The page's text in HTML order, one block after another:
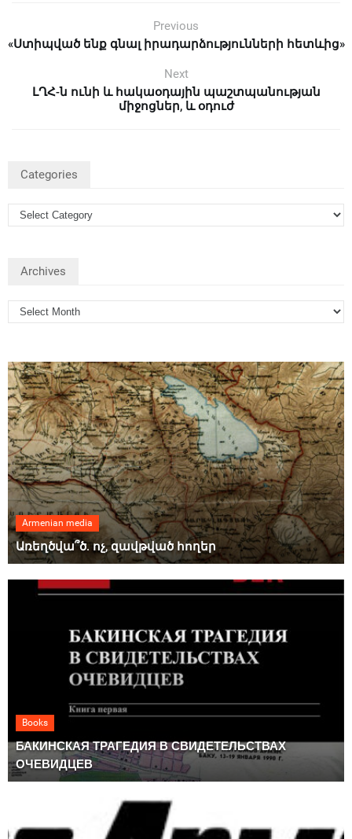
Previous
«Ստիպված ենք գնալ իրադարձությունների հետևից»
Next
ԼՂՀ-ն ունի և հակաօդային պաշտպանության
միջոցներ, և օդուժ
Categories
Archives
Armenian media
Առեղծվա՞ծ. ոչ, զավթված հողեր
Books
БАКИНСКАЯ ТРАГЕДИЯ В СВИДЕТЕЛЬСТВАХ
ОЧЕВИДЦЕВ